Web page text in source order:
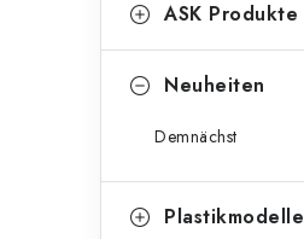
e
e
o
e
ASK Produkte
Neuheiten
Demnächst
Plastikmodelle